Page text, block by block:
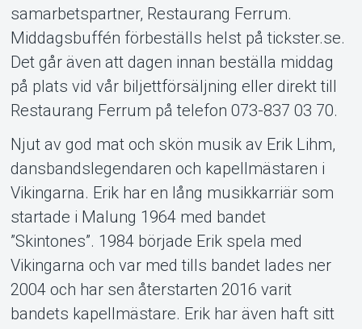
samarbetspartner, Restaurang Ferrum.
Middagsbuffén förbeställs helst på tickster.se.
Det går även att dagen innan beställa middag
på plats vid vår biljettförsäljning eller direkt till
Restaurang Ferrum på telefon 073-837 03 70.
Njut av god mat och skön musik av Erik Lihm,
dansbandslegendaren och kapellmästaren i
Vikingarna. Erik har en lång musikkarriär som
startade i Malung 1964 med bandet
”Skintones”. 1984 började Erik spela med
Vikingarna och var med tills bandet lades ner
2004 och har sen återstarten 2016 varit
bandets kapellmästare. Erik har även haft sitt